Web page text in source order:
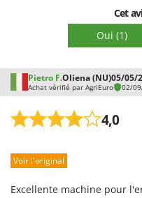
Cet
Oui (1)
Pietro F.Oliena (NU)05/05/
Achat vérifié par AgriEuro 02/
4,0
Prestations
Voir l'original
Excellente machine pour